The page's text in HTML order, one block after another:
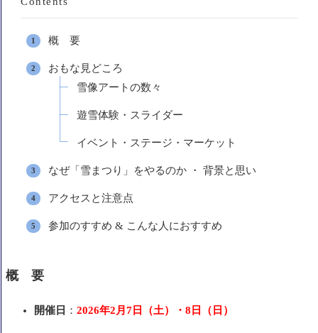
概 要
おもな見どころ
雪像アートの数々
遊雪体験・スライダー
イベント・ステージ・マーケット
なぜ「雪まつり」をやるのか ・ 背景と思い
アクセスと注意点
参加のすすめ & こんな人におすすめ
概 要
開催日 ： 2026年2月7日（土）・8日（日）